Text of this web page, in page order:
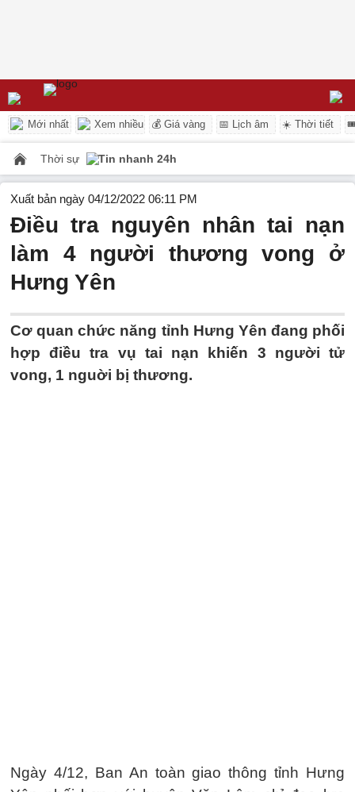
Mới nhất Xem nhiều 💰 Giá vàng 📅 Lịch âm ☀️ Thời tiết
Thời sự Tin nhanh 24h
Xuất bản ngày 04/12/2022 06:11 PM
Điều tra nguyên nhân tai nạn
làm 4 người thương vong ở
Hưng Yên
Cơ quan chức năng tỉnh Hưng Yên đang phối
hợp điều tra vụ tai nạn khiến 3 người tử
vong, 1 nguời bị thương.
Ngày 4/12, Ban An toàn giao thông tỉnh Hưng